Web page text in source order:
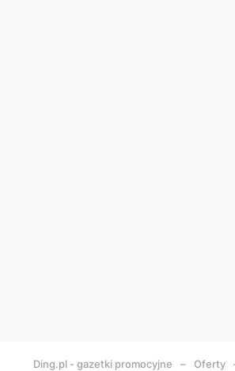
Ding.pl - gazetki promocyjne Oferty